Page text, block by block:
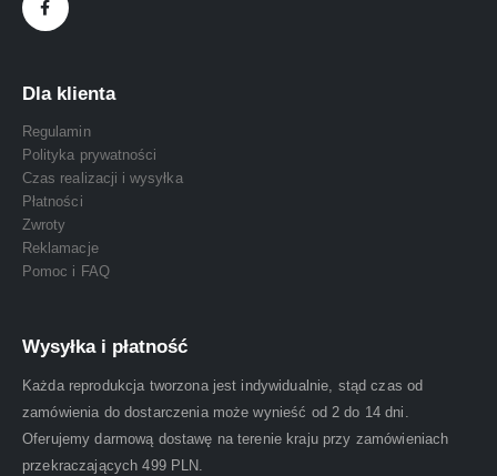
Dla klienta
Regulamin
Polityka prywatności
Czas realizacji i wysyłka
Płatności
Zwroty
Reklamacje
Pomoc i FAQ
Wysyłka i płatność
Każda reprodukcja tworzona jest indywidualnie, stąd czas od
zamówienia do dostarczenia może wynieść od 2 do 14 dni.
Oferujemy darmową dostawę na terenie kraju przy zamówieniach
przekraczających 499 PLN.